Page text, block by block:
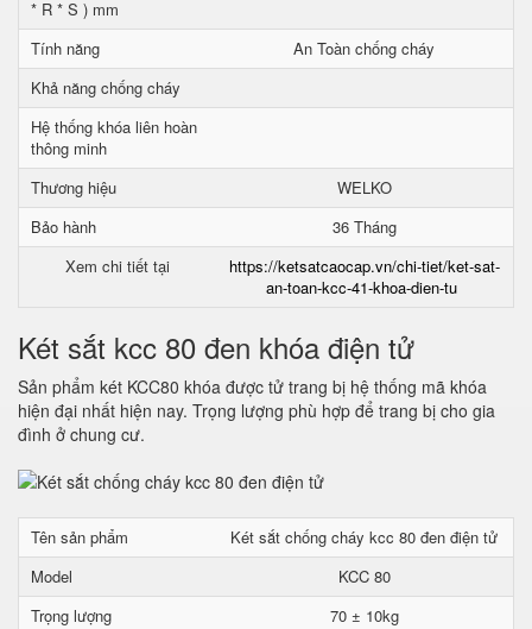
* R * S ) mm
Tính năng
An Toàn chống cháy
Khả năng chống cháy
Hệ thống khóa liên hoàn
thông minh
Thương hiệu
WELKO
Bảo hành
36 Tháng
Xem chi tiết tại
https://ketsatcaocap.vn/chi-tiet/ket-sat-
an-toan-kcc-41-khoa-dien-tu
Két sắt kcc 80 đen khóa điện tử
Sản phẩm két KCC80 khóa được tử trang bị hệ thống mã khóa
hiện đại nhất hiện nay. Trọng lượng phù hợp để trang bị cho gia
đình ở chung cư.
Tên sản phẩm
Két sắt chống cháy kcc 80 đen điện tử
Model
KCC 80
Trọng lượng
70 ± 10kg